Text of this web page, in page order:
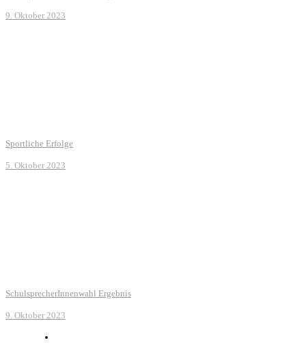
9. Oktober 2023
Sportliche Erfolge
5. Oktober 2023
SchulsprecherInnenwahl Ergebnis
9. Oktober 2023